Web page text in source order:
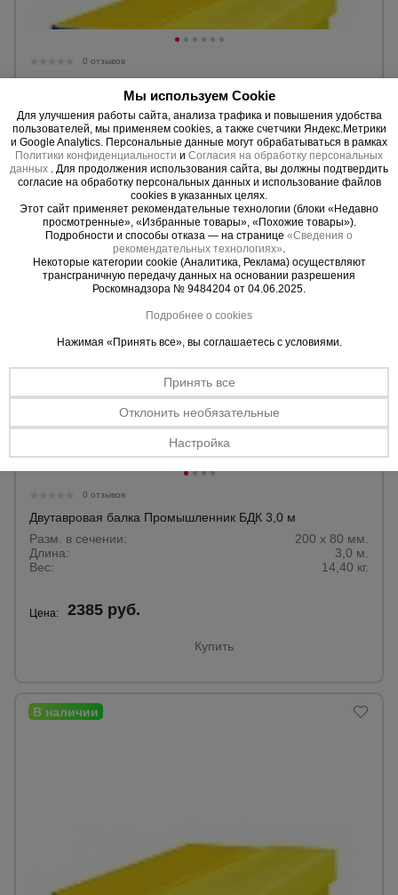
0 отзывов
Разм. в сечении:
Длина:
4,0 м.
Вес:
18,80 кг.
Цена: 2250 руб.
Купить
0 отзывов
Двутавровая балка Промышленник БДК 3,0 м
Разм. в сечении:
200 х 80 мм.
Длина:
3,0 м.
Вес:
14,40 кг.
Цена: 2385 руб.
Купить
Мы используем Cookie
Для улучшения работы сайта, анализа трафика и повышения удобства
пользователей, мы применяем cookies, а также счетчики Яндекс.Метрики
и Google Analytics. Персональные данные могут обрабатываться в рамках
Политики конфиденциальности и Согласия на обработку персональных
данных
. Для продолжения использования сайта, вы должны подтвердить
согласие на обработку персональных данных и использование файлов
cookies в указанных целях.
Этот сайт применяет рекомендательные технологии (блоки «Недавно
просмотренные», «Избранные товары», «Похожие товары»).
Подробности и способы отказа — на странице «Сведения о
рекомендательных технологиях»
Некоторые категории cookie (Аналитика, Реклама) осуществляют
трансграничную передачу данных на основании разрешения
Роскомнадзора № 9484204 от 04.06.2025.
Подробнее о cookies
Нажимая «Принять все», вы соглашаетесь с условиями.
Принять все
Отклонить необязательные
Настройка